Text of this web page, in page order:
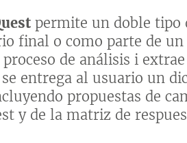
permite un doble tipo
final o como parte de
de análisis i
entrega al usuario un
propuestas de
y de la matriz de